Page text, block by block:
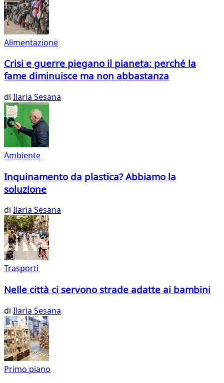
Alimentazione
Crisi e guerre piegano il pianeta: perché la
fame diminuisce ma non abbastanza
di Ilaria Sesana
Ambiente
Inquinamento da plastica? Abbiamo la
soluzione
di Ilaria Sesana
Trasporti
Nelle città ci servono strade adatte ai bambini
di Ilaria Sesana
Primo piano